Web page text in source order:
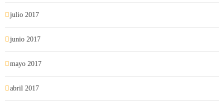
julio 2017
junio 2017
mayo 2017
abril 2017